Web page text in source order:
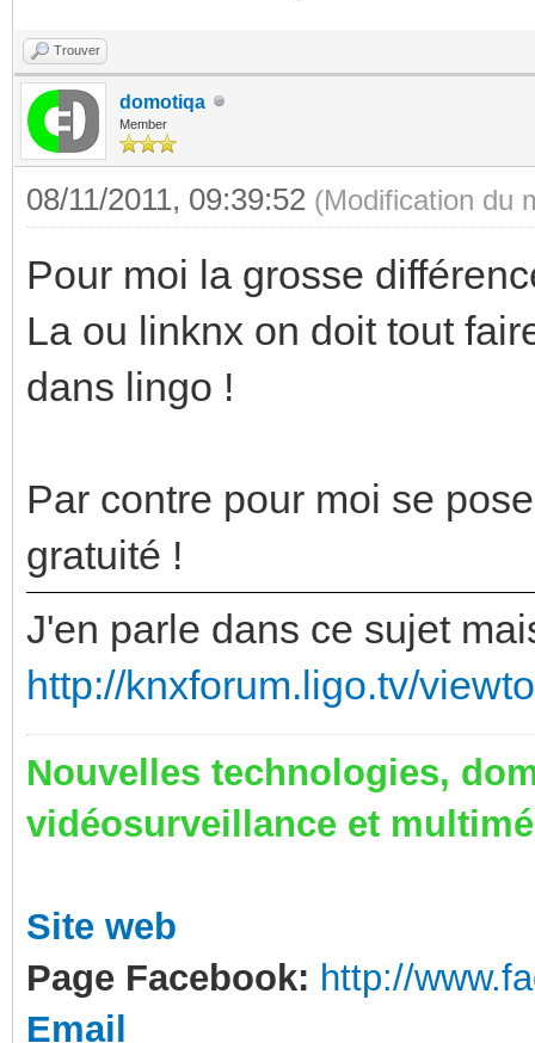
Trouver
domotiqa
Member
08/11/2011, 09:39:52 (Modification du
Pour moi la grosse
La ou linknx on doit tout
dans lingo !
Par contre pour moi se
gratuité !
J'en parle dans ce sujet
http://knxforum.ligo.tv/
Nouvelles technologies,
vidéosurveillance et
Site web
Page Facebook: http://
Email